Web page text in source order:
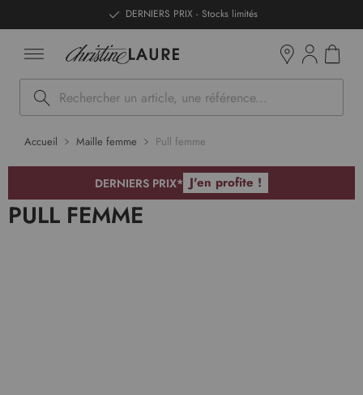
DERNIERS PRIX - Stocks limités
Rechercher
Accueil Maille femme Pull femme
DERNIERS PRIX* J'en profite !
PULL FEMME